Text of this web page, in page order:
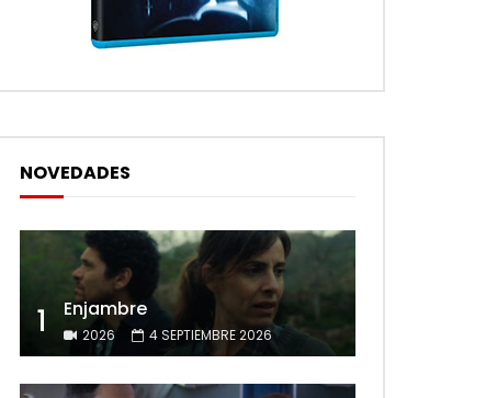
NOVEDADES
1 Enjambre
2026 4 SEPTIEMBRE 2026